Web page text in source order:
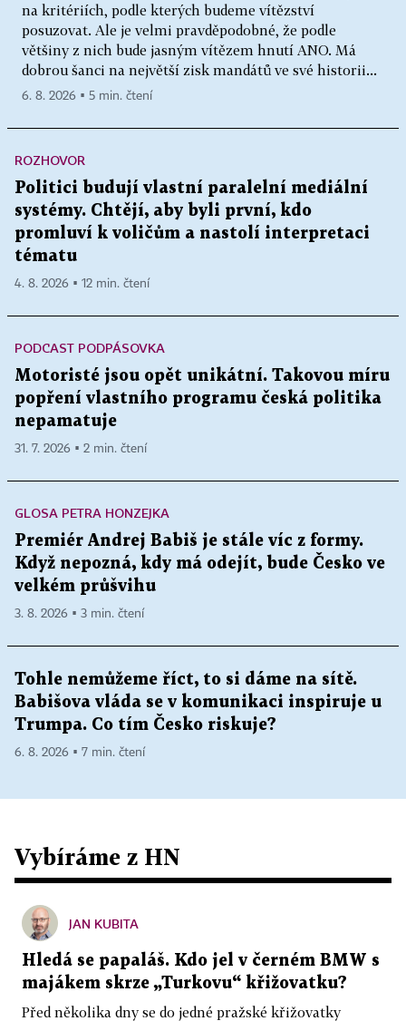
na kritériích, podle kterých budeme vítězství
posuzovat. Ale je velmi pravděpodobné, že podle
většiny z nich bude jasným vítězem hnutí ANO. Má
dobrou šanci na největší zisk mandátů ve své historii...
6. 8. 2026 ▪ 5 min. čtení
ROZHOVOR
Politici budují vlastní paralelní mediální
systémy. Chtějí, aby byli první, kdo
promluví k voličům a nastolí interpretaci
tématu
4. 8. 2026 ▪ 12 min. čtení
PODCAST PODPÁSOVKA
Motoristé jsou opět unikátní. Takovou míru
popření vlastního programu česká politika
nepamatuje
31. 7. 2026 ▪ 2 min. čtení
GLOSA PETRA HONZEJKA
Premiér Andrej Babiš je stále víc z formy.
Když nepozná, kdy má odejít, bude Česko ve
velkém průšvihu
3. 8. 2026 ▪ 3 min. čtení
Tohle nemůžeme říct, to si dáme na sítě.
Babišova vláda se v komunikaci inspiruje u
Trumpa. Co tím Česko riskuje?
6. 8. 2026 ▪ 7 min. čtení
Vybíráme z HN
JAN KUBITA
Hledá se papaláš. Kdo jel v černém BMW s
majákem skrze „Turkovu“ křižovatku?
Před několika dny se do jedné pražské křižovatky